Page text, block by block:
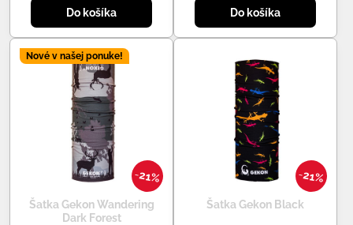
Do košíka Do košíka
21%
Nové v našej ponuke!
Šatka Gekon Wandering
Dark Forest
21%
Šatka Gekon Black